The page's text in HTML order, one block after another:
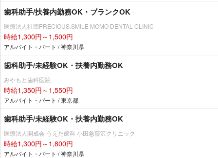
歯科助手/扶養内勤務OK・ブランクOK
医療法人社団PRECIOUS.SMILE MOMO DENTAL CLINIC
時給1,300円～1,500円
アルバイト・パート / 神奈川県
歯科助手/未経験OK・扶養内勤務OK
みやもと歯科医院
時給1,350円～1,550円
アルバイト・パート / 東京都
歯科助手/未経験OK・扶養内勤務OK
医療法人開成会 うえだ歯科 小田急藤沢クリニック
時給1,300円～1,800円
アルバイト・パート / 神奈川県